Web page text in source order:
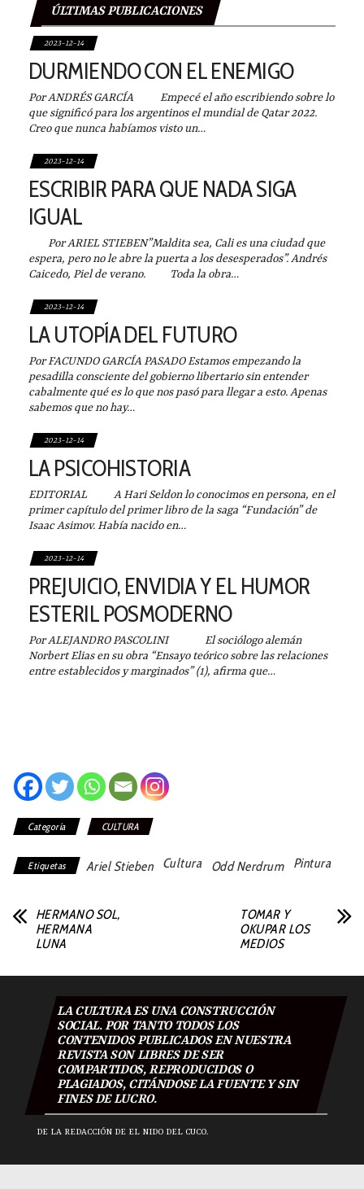
ÚLTIMAS PUBLICACIONES
2023-12-14
DURMIENDO CON EL ENEMIGO
Por ANDRÉS GARCÍA Empecé el año escribiendo sobre lo
que significó para los argentinos el mundial de Qatar 2022.
Creo que nunca habíamos visto un…
2023-12-14
ESCRIBIR PARA QUE NADA SIGA
IGUAL
Por ARIEL STIEBEN”Maldita sea, Cali es una ciudad que
espera, pero no le abre la puerta a los desesperados”. Andrés
Caicedo, Piel de verano. Toda la obra…
2023-12-14
LA UTOPÍA DEL FUTURO
Por FACUNDO GARCÍA PASADO Estamos empezando la
pesadilla consciente del gobierno libertario sin entender
cabalmente qué es lo que nos pasó para llegar a esto. Apenas
sabemos que no hay…
2023-12-14
LA PSICOHISTORIA
EDITORIAL A Hari Seldon lo conocimos en persona, en el
primer capítulo del primer libro de la saga “Fundación” de
Isaac Asimov. Había nacido en…
2023-12-14
PREJUICIO, ENVIDIA Y EL HUMOR
ESTERIL POSMODERNO
Por ALEJANDRO PASCOLINI El sociólogo alemán
Norbert Elias en su obra “Ensayo teórico sobre las relaciones
entre establecidos y marginados” (1), afirma que…
Categoría CULTURA
Etiquetas Ariel Stieben Cultura Odd Nerdrum Pintura
HERMANO SOL,
HERMANA
LUNA
TOMAR Y
OKUPAR LOS
MEDIOS
LA CULTURA ES UNA CONSTRUCCIÓN
SOCIAL. POR TANTO TODOS LOS
CONTENIDOS PUBLICADOS EN NUESTRA
REVISTA SON LIBRES DE SER
COMPARTIDOS, REPRODUCIDOS O
PLAGIADOS, CITÁNDOSE LA FUENTE Y SIN
FINES DE LUCRO.
DE LA REDACCIÓN DE EL NIDO DEL CUCO.